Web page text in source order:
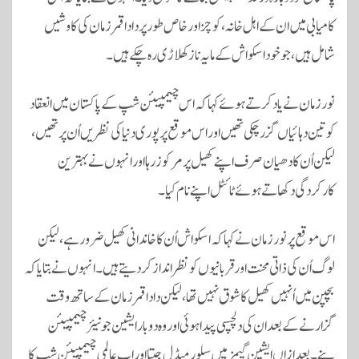
کامیابی میں ان کے اہل خانہ، کوچز اور خاص طور پر دادا قمر زمان کی کاوشیں
شامل ہیں، جو خود اسکواش کے مایہ ناز کھلاڑی رہ چکے ہیں۔
نور زمان نے یاد کرتے ہوئے کہا کہ اس چیمپیئن شپ کے پاکستان میں انعقاد
کو تین دہائیاں گزر چکی تھیں اور اس موقع پر پوری دنیا کی نظریں اُن پر تھیں،
لیکن اُن کا دھیان صرف اپنے کھیل پر مرکوز رہا اور انہوں نے بہترین
کارکردگی دکھاتے ہوئے ٹائٹل اپنے نام کیا۔
اس موقع پر نور زمان نے کہا کہ اسکواش اُن کا خاندانی کھیل ضرور ہے، لیکن
لوگ اُن کی ذاتی محنت اور قربانیوں کو نظر انداز کر دیتے ہیں۔ انہوں نے بتایا کہ
بچپن میں اُنہیں کھیل کا شوق نہیں تھا، لیکن دادا قمر زمان کے ساتھ وقت
گزارنے کے بعد ان کی دلچسپی پیدا ہوئی اور وہ دو بار ایشین جونیئر چیمپیئن